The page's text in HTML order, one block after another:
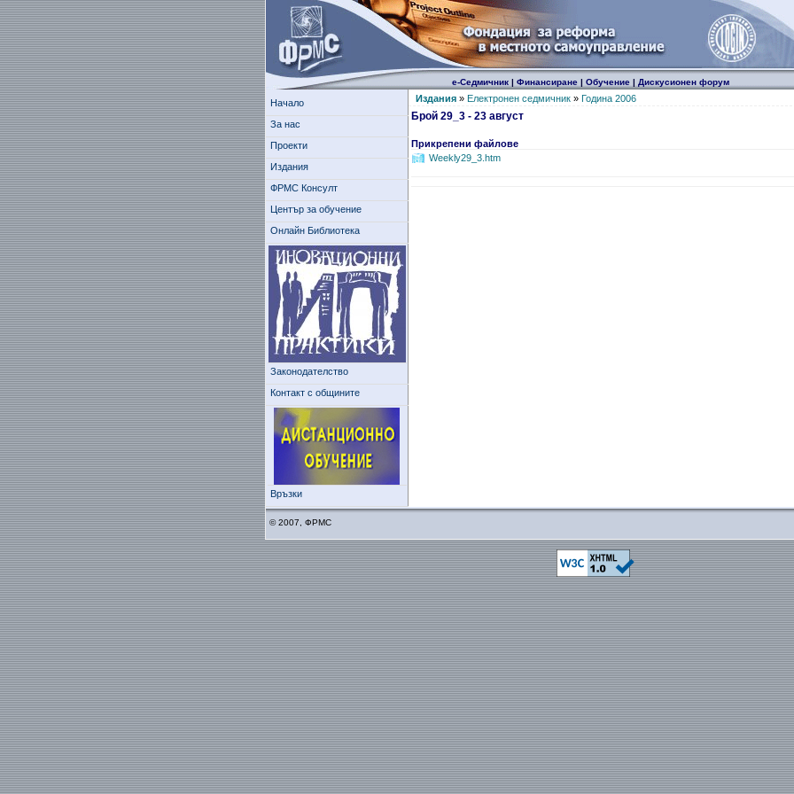
е-Седмичник| Финансиране| Обучение| Дискусионен форум
Начало
За нас
Проекти
Издания
ФРМС Консулт
Център за обучение
Онлайн Библиотека
Законодателство
Контакт с общините
Връзки
Издания» Електронен седмичник» Година 2006
Брой 29_3 - 23 август
Прикрепени файлове
Weekly29_3.htm
© 2007, ФРМС